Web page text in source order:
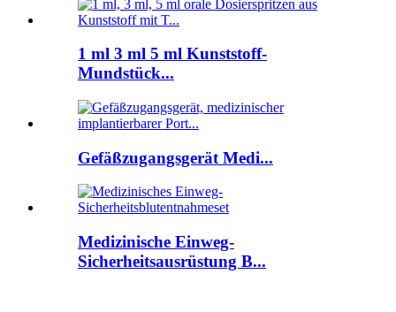
1 ml 3 ml 5 ml Kunststoff-
Mundstück...
Gefäßzugangsgerät Medi...
Medizinische Einweg-
Sicherheitsausrüstung B...